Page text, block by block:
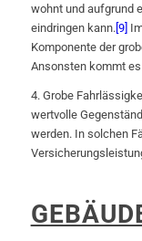
wohnt und aufgrund
eindringen kann. [9]
Komponente der
Ansonsten kommt
4. Grobe
wertvolle
werden. In solchen